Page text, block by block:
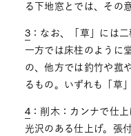
る下地窓とでは、その
3 ：なお、「草」には
一方では床柱のように
の、他方では釣竹や菰
るもの。いずれも「草
4 ：削木：カンナで仕
光沢のある仕上げ。張